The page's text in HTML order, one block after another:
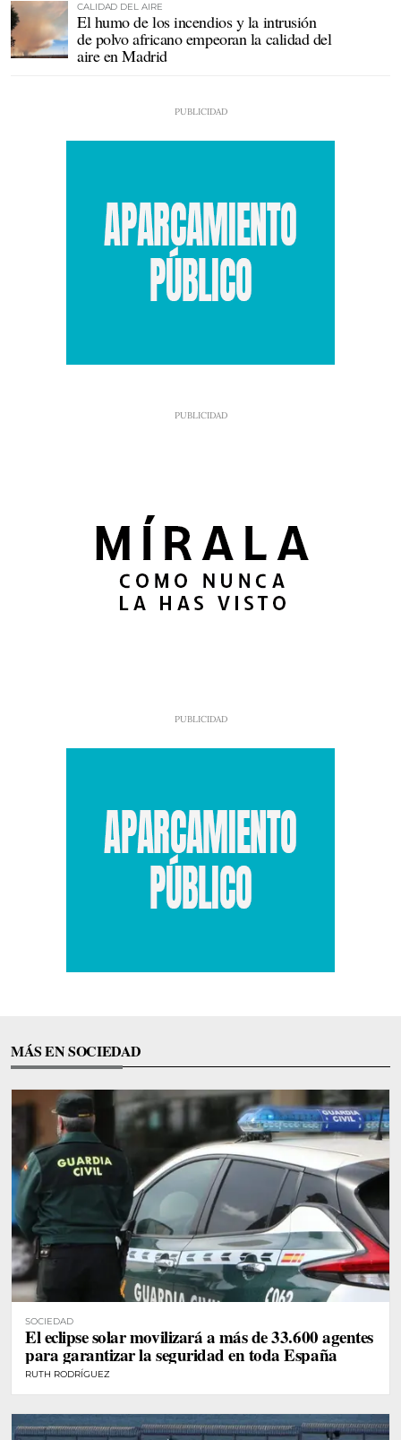
CALIDAD DEL AIRE
El humo de los incendios y la intrusión
de polvo africano empeoran la calidad del
aire en Madrid
MÁS EN SOCIEDAD
SOCIEDAD
El eclipse solar movilizará a más de 33.600 agentes
para garantizar la seguridad en toda España
RUTH RODRÍGUEZ